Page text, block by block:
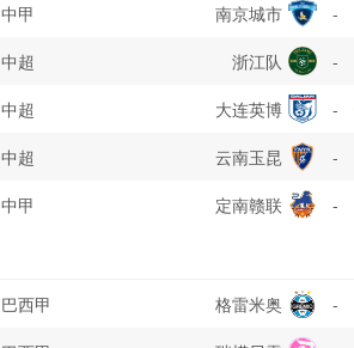
中甲 南京城市 -
中超 浙江队 -
中超 大连英博 -
中超 云南玉昆 -
中甲 定南赣联 -
巴西甲 格雷米奥 -